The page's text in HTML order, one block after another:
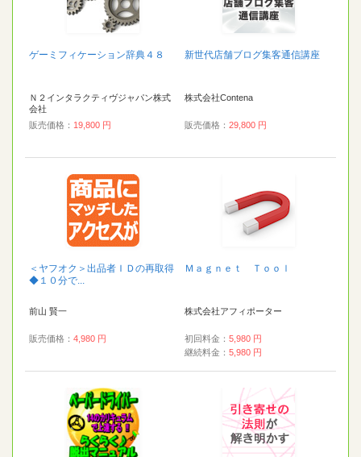
ゲーミフィケーション辞典４８
Ｎ２インタラクティヴジャパン株式
会社
販売価格： 19,800 円
新世代店舗ブログ集客通信講座
株式会社Contena
販売価格： 29,800 円
＜ヤフオク＞出品者ＩＤの再取得
◆１０分で...
前山 賢一
販売価格： 4,980 円
Ｍａｇｎｅｔ Ｔｏｏｌ
株式会社アフィポーター
初回料金： 5,980 円
継続料金： 5,980 円